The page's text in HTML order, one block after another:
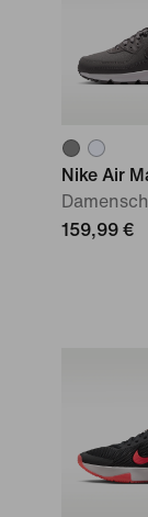
Nike Air
159,99 €